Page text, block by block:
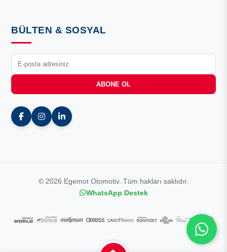
BÜLTEN & SOSYAL
ABONE OL
© 2026 Egemot Otomotiv. Tüm hakları saklıdır.
WhatsApp Destek